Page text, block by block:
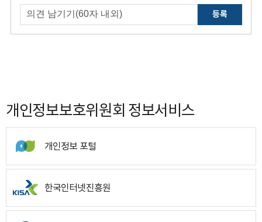
등록
개인정보보호위원회 정보서비스
개인정보 포털
한국인터넷진흥원